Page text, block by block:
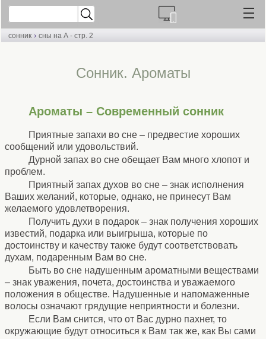
сонник › сны на А - стр. 2
Cонник. Ароматы
Ароматы – Современный сонник
Приятные запахи во сне – предвестие хороших
сообщений или удовольствий.
Дурной запах во сне обещает Вам много хлопот и
проблем.
Приятный запах духов во сне – знак исполнения
Ваших желаний, которые, однако, не принесут Вам
желаемого удовлетворения.
Получить духи в подарок – знак получения хороших
известий, подарка или выигрыша, которые по
достоинству и качеству также будут соответствовать
духам, подаренным Вам во сне.
Быть во сне надушенным ароматными веществами
– знак уважения, почета, достоинства и уважаемого
положения в обществе. Надушенные и напомаженные
волосы означают грядущие неприятности и болезни.
Если Вам снится, что от Вас дурно пахнет, то
окружающие будут относиться к Вам так же, как Вы сами